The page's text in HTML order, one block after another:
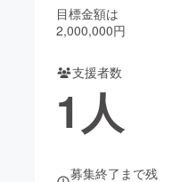
CAMPFIRE Creation
コミュニティ
目標金額は
2,000,000円
支援者数
1人
募集終了まで残